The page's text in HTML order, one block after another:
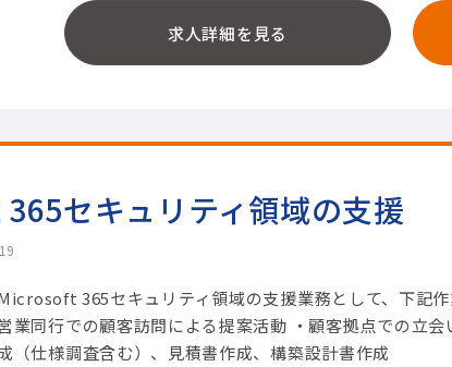
求人詳細を見る
セキュリティ領域の支援
365セキュリティ領域の支援業務として、下記作
業同行での顧客訪問による提案活動 ・顧客拠点での立
（仕様調査含む）、見積書作成、構築設計書作成